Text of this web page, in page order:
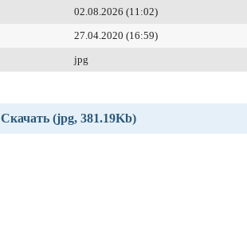
02.08.2026 (11:02)
27.04.2020 (16:59)
jpg
Скачать (jpg, 381.19Kb)